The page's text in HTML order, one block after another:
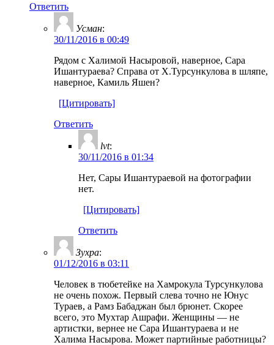
Ответить
Усман:
30/11/2016 в 00:49
Рядом с Халимой Насыровой, наверное, Сара
Ишантураева? Справа от Х.Турсункулова в шляпе,
наверное, Камиль Яшен?
[Цитировать]
Ответить
lvt:
30/11/2016 в 01:34
Нет, Сары Ишантураевой на фотографии
нет.
[Цитировать]
Ответить
Зухра:
01/12/2016 в 03:11
Человек в тюбетейке на Хамрокула Турсункулова
не очень похож. Первый слева точно не Юнус
Тураев, а Рамз Бабаджан был брюнет. Скорее
всего, это Мухтар Ашрафи. Женщины — не
артистки, вернее не Сара Ишантураева и не
Халима Насырова. Может партийные работницы?